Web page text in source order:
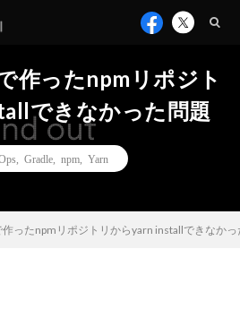
作ったnpmリポジト
できなかった問題
Gradle npm Yarn
ったnpmリポジトリからyarn installできなかっ